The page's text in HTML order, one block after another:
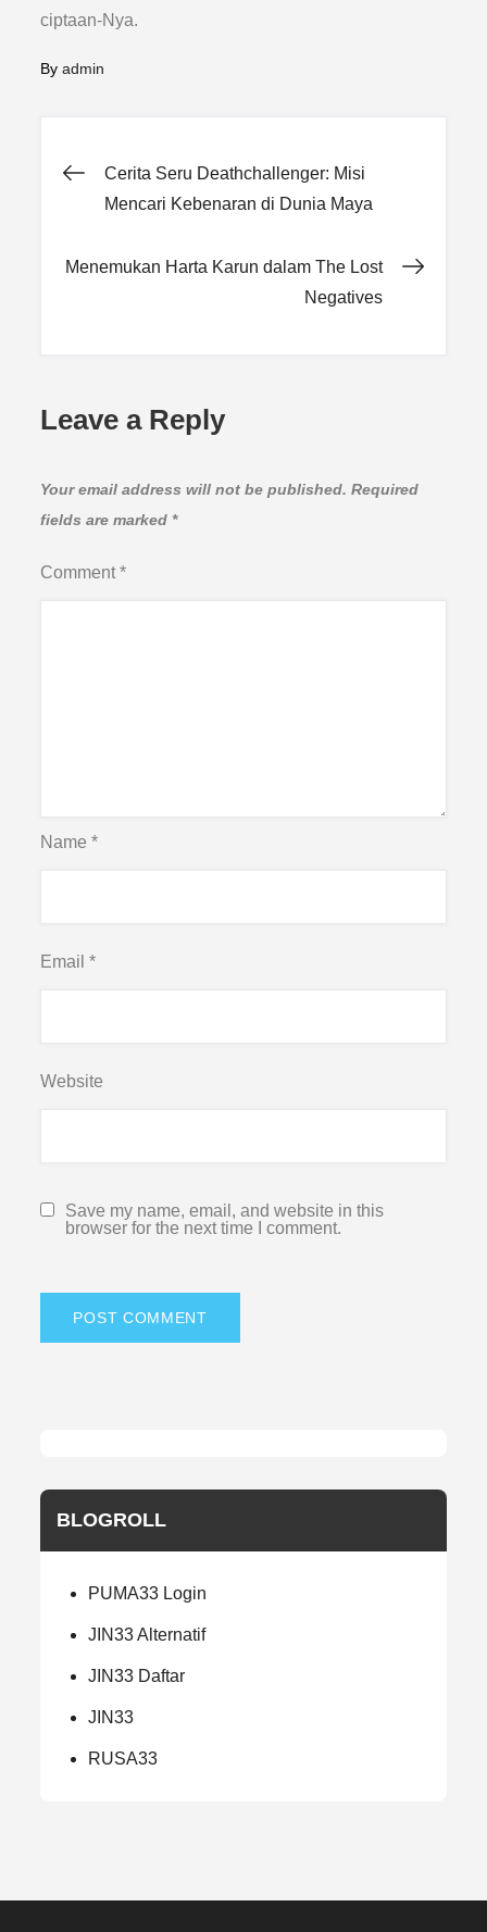
ciptaan-Nya.
Byadmin
Post
Cerita Seru Deathchallenger: Misi
Mencari Kebenaran di Dunia Maya
Menemukan Harta Karun dalam The Lost
Negatives
Leave a Reply
Your email address will not be published. Required
fields are marked *
Comment*
Name*
Email*
Website
Save my name, email, and website in this
browser for the next time I comment.
BLOGROLL
PUMA33 Login
JIN33 Alternatif
JIN33 Daftar
JIN33
RUSA33